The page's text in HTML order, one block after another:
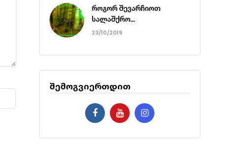
როგორ შევარჩიოთ
სალაშქრო...
23/10/2019
შემოგვიერთდით